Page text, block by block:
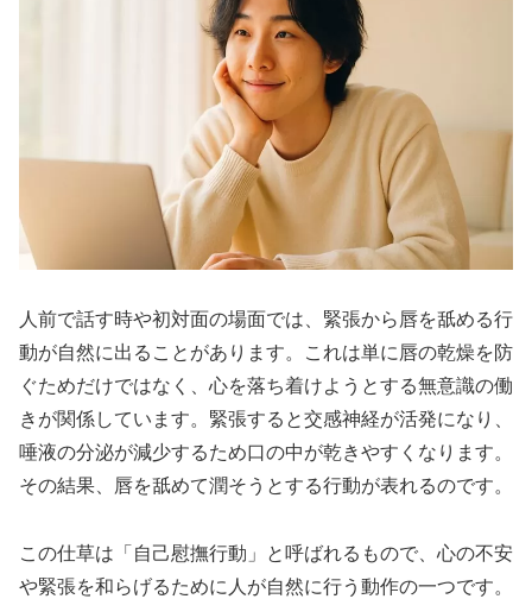
人前で話す時や初対面の場面では、緊張から唇を舐める行
動が自然に出ることがあります。これは単に唇の乾燥を防
ぐためだけではなく、心を落ち着けようとする無意識の働
きが関係しています。緊張すると交感神経が活発になり、
唾液の分泌が減少するため口の中が乾きやすくなります。
その結果、唇を舐めて潤そうとする行動が表れるのです。
この仕草は「自己慰撫行動」と呼ばれるもので、心の不安
や緊張を和らげるために人が自然に行う動作の一つです。